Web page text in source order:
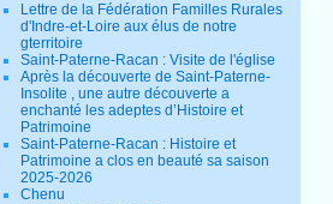
Lettre de la Fédération Familles Rurales
d'Indre-et-Loire aux élus de notre
gterritoire
Saint-Paterne-Racan : Visite de l'église
Après la découverte de Saint-Paterne-
Insolite , une autre découverte a
enchanté les adeptes d’Histoire et
Patrimoine
Saint-Paterne-Racan : Histoire et
Patrimoine a clos en beauté sa saison
2025-2026
Chenu